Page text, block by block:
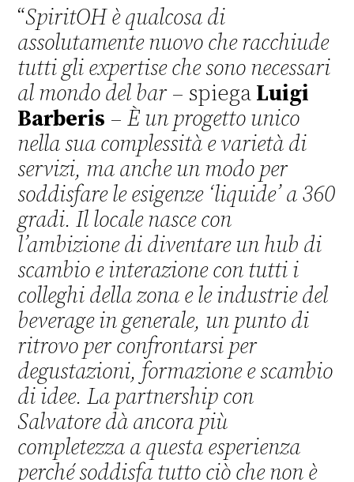
“SpiritOH è qualcosa di
assolutamente nuovo che racchiude
tutti gli expertise che sono necessari
al mondo del bar– spiegaLuigi
Barberis –È un progetto unico
nella sua complessità e varietà di
servizi, ma anche un modo per
soddisfare le esigenze ‘liquide’ a 360
gradi. Il locale nasce con
l’ambizione di diventare un hub di
scambio e interazione con tutti i
colleghi della zona e le industrie del
beverage in generale, un punto di
ritrovo per confrontarsi per
degustazioni, formazione e scambio
di idee. La partnership con
Salvatore dà ancora più
completezza a questa esperienza
perché soddisfa tutto ciò che non è